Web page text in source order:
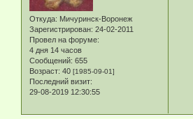
Откуда: Мичуринск-Воронеж
Зарегистрирован: 24-02-2011
Провел на форуме:
4 дня 14 часов
Сообщений: 655
Возраст: 40 [1985-09-01]
Последний визит:
29-08-2019 12:30:55